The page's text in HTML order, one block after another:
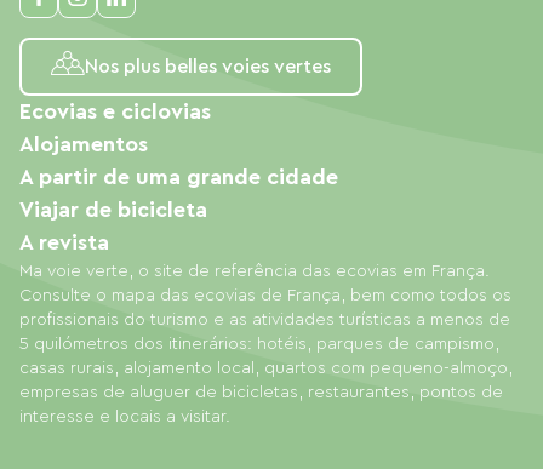
Nos plus belles voies vertes
Ma voie verte, o site de referência das ecovias em França.
Consulte o mapa das ecovias de França, bem como todos os
profissionais do turismo e as atividades turísticas a menos de
5 quilómetros dos itinerários: hotéis, parques de campismo,
casas rurais, alojamento local, quartos com pequeno-almoço,
empresas de aluguer de bicicletas, restaurantes, pontos de
interesse e locais a visitar.
Ecovias e ciclovias
Alojamentos
A partir de uma grande cidade
Viajar de bicicleta
A revista